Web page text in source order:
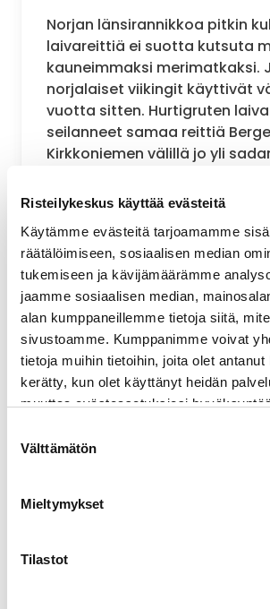
Risteilykeskus käyttää evästeitä
Käytämme evästeitä tarjoamamme
räätälöimiseen, sosiaalisen median
tukemiseen ja kävijämäärämme
jaamme sosiaalisen median,
alan kumppaneillemme tietoja siitä,
sivustoamme. Kumppanimme voivat
tietoja muihin tietoihin, joita olet antanut
kerätty, kun olet käyttänyt heidän
muuttaa evästeasetuksiesi
valinta
Välttämätön
Mieltymykset
Tilastot
Norjan länsirannikkoa pitkin
laivareittiä ei suotta kutsuta
kauneimmaksi merimatkaksi.
norjalaiset viikingit käyttivät
vuotta sitten. Hurtigruten
seilanneet samaa reittiä
Kirkkoniemen välillä jo yli
avomeriosuudet katkaisevat
Muuten reitti kulkee pääosin
suojassa. Matkalla kannattaa
rentoutumisen lisäksi
retkille.
Bergen – Kirkkoniemi
Lue lisää: Risteily Bergenistä